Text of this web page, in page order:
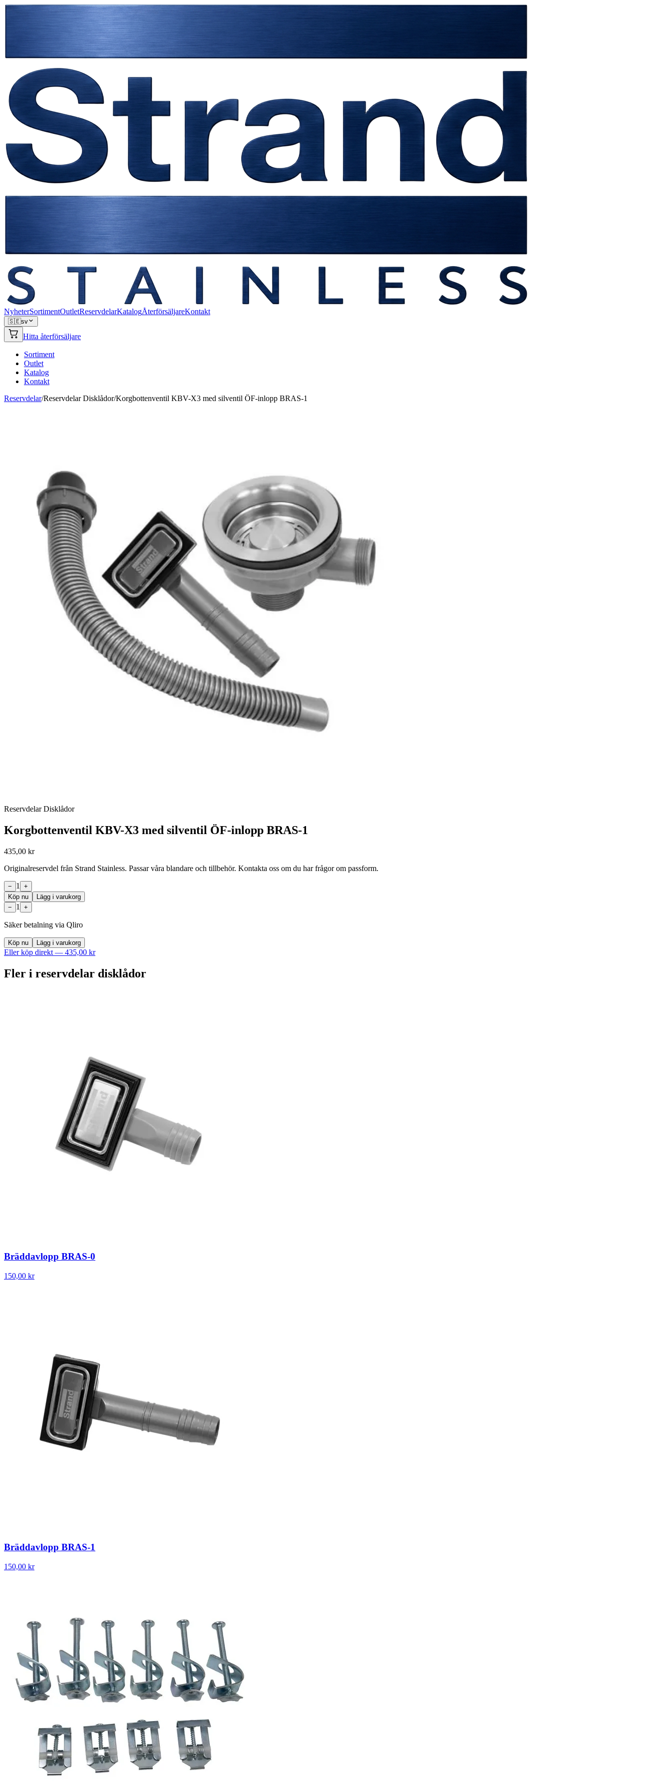
NyheterSortimentOutletReservdelarKatalogÅterförsäljareKontakt
🇸🇪sv
Hitta återförsäljare
Sortiment
Outlet
Katalog
Kontakt
Reservdelar/Reservdelar Disklådor/Korgbottenventil KBV-X3 med silventil ÖF-inlopp BRAS-1
Reservdelar Disklådor
Korgbottenventil KBV-X3 med silventil ÖF-inlopp BRAS-1
435,00 kr
Originalreservdel från Strand Stainless. Passar våra blandare och tillbehör. Kontakta oss om du har frågor om passform.
− 1
+
Köp nu
Lägg i varukorg
−
1 +
Säker betalning via Qliro
Köp nu Lägg i varukorg
Eller köp direkt — 435,00 kr
Fler i reservdelar disklådor
Bräddavlopp BRAS-0
150,00 kr
Bräddavlopp BRAS-1
150,00 kr